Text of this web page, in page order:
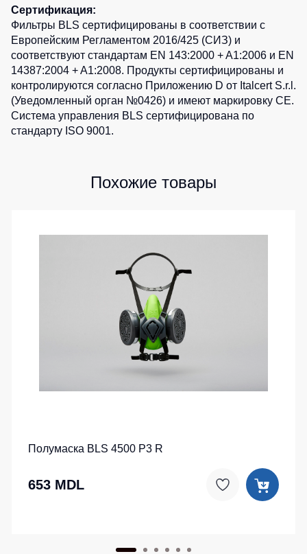
Сертификация:
Фильтры BLS сертифицированы в соответствии с
Европейским Регламентом 2016/425 (СИЗ) и
соответствуют стандартам EN 143:2000 + A1:2006 и EN
14387:2004 + A1:2008. Продукты сертифицированы и
контролируются согласно Приложению D от Italcert S.r.l.
(Уведомленный орган №0426) и имеют маркировку CE.
Система управления BLS сертифицирована по
стандарту ISO 9001.
Похожие товары
Полумаска BLS 4500 P3 R
653 MDL